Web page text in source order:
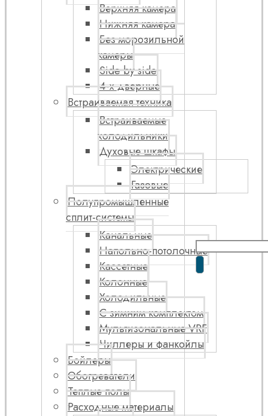
Верхняя камера
Нижняя камера
Без морозильной
камеры
Side by side
4-х дверные
Встраиваемая техника
Встраиваемые
холодильники
Духовые шкафы
Электрические
Газовые
Полупромышленные
сплит-системы
Канальные
Напольно-потолочные
Кассетные
Колонные
Холодильные
С зимним комплектом
Мультизональные VRF
Чиллеры и фанкойлы
Бойлеры
Обогреватели
Теплые полы
Расходные материалы